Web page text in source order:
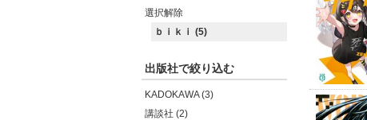
選択解除
ｂｉｋｉ (5)
出版社で絞り込む
KADOKAWA (3)
講談社 (2)